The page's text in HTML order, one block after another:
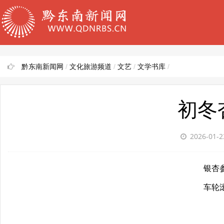
黔东南新闻网 / 文化旅游频道 / 文艺 / 文学书库 /
初冬
2026-01-
银杏
车轮